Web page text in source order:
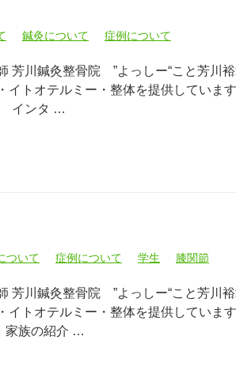
鍼灸について 症例について
芳川鍼灸整骨院 ”よっしー“こと芳川
イトオテルミー・整体を提供していま
インタ …
ついて 症例について 学生 膝関節
芳川鍼灸整骨院 ”よっしー“こと芳川
イトオテルミー・整体を提供していま
家族の紹介 …